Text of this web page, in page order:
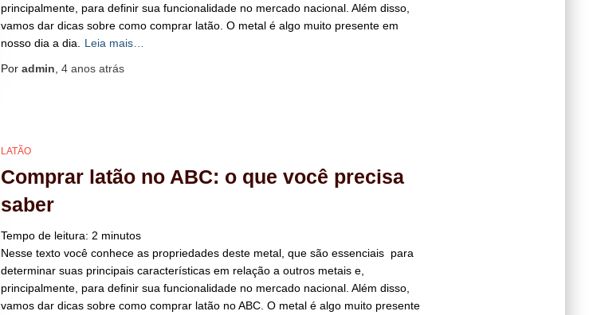
principalmente, para definir sua funcionalidade no mercado nacional. Além disso,
vamos dar dicas sobre como comprar latão. O metal é algo muito presente em
nosso dia a dia.
Leia mais…
Por admin 4 anosatrás
LATÃO
Comprar latão no ABC: o que você precisa
saber
Tempo de leitura: 2 minutos
Nesse texto você conhece as propriedades deste metal, que são essenciais para
determinar suas principais características em relação a outros metais e,
principalmente, para definir sua funcionalidade no mercado nacional. Além disso,
vamos dar dicas sobre como comprar latão no ABC. O metal é algo muito presente